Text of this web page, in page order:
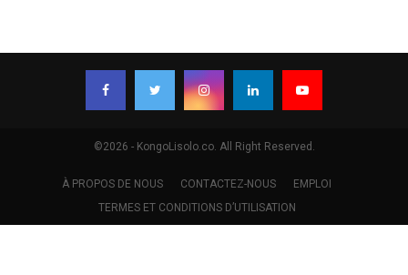
©2026 - KongoLisolo.co. All Right Reserved.
À PROPOS DE NOUS CONTACTEZ-NOUS
EMPLOI
TERMES ET CONDITIONS D’UTILISATION